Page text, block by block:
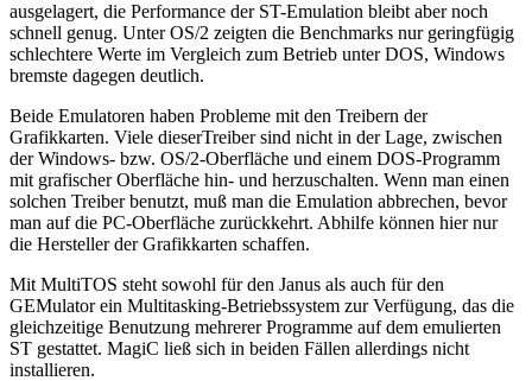
ausgelagert, die Performance der ST-Emulation bleibt aber noch
schnell genug. Unter OS/2 zeigten die Benchmarks nur geringfügig
schlechtere Werte im Vergleich zum Betrieb unter DOS, Windows
bremste dagegen deutlich.
Beide Emulatoren haben Probleme mit den Treibern der
Grafikkarten. Viele dieserTreiber sind nicht in der Lage, zwischen
der Windows- bzw. OS/2-Oberfläche und einem DOS-Programm
mit grafischer Oberfläche hin- und herzuschalten. Wenn man einen
solchen Treiber benutzt, muß man die Emulation abbrechen, bevor
man auf die PC-Oberfläche zurückkehrt. Abhilfe können hier nur
die Hersteller der Grafikkarten schaffen.
Mit MultiTOS steht sowohl für den Janus als auch für den
GEMulator ein Multitasking-Betriebssystem zur Verfügung, das die
gleichzeitige Benutzung mehrerer Programme auf dem emulierten
ST gestattet. MagiC ließ sich in beiden Fällen allerdings nicht
installieren.